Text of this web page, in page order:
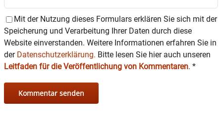
Mit der Nutzung dieses Formulars erklären Sie sich mit der
Speicherung und Verarbeitung Ihrer Daten durch diese
Website einverstanden. Weitere Informationen erfahren Sie in
der Datenschutzerklärung. Bitte lesen Sie hier auch unseren
Leitfaden für die Veröffentlichung von Kommentaren. *